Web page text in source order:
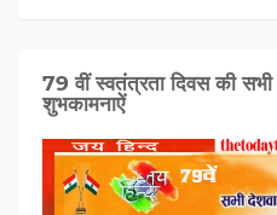
79 वीं स्वतंत्रता दिवस की सभी
शुभकामनाऐं